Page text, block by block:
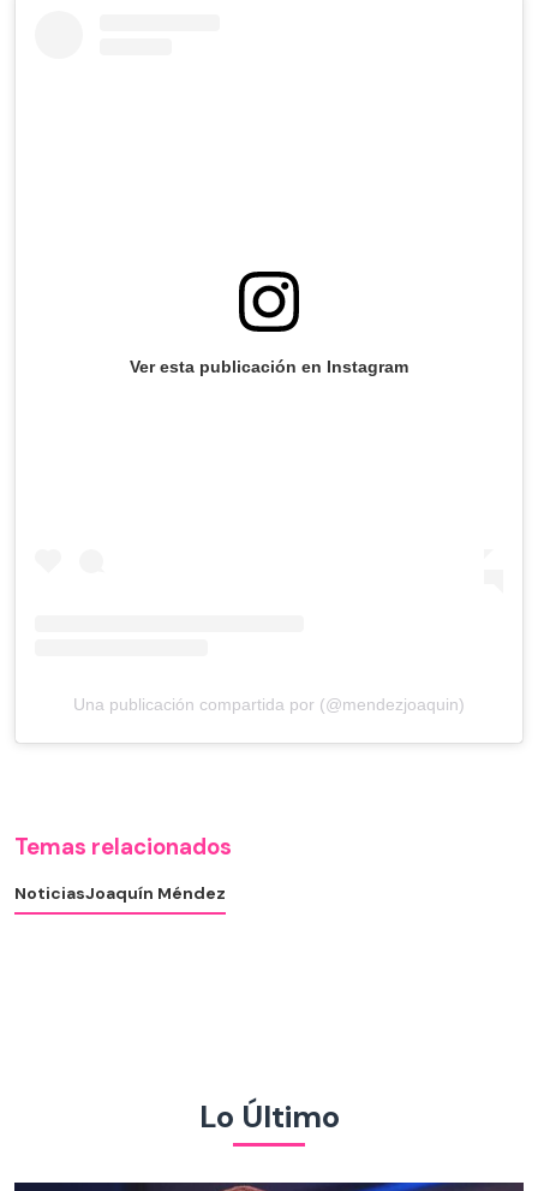
Ver esta publicación en Instagram
Una publicación compartida por (@mendezjoaquin)
Temas relacionados
NoticiasJoaquín Méndez
Lo Último